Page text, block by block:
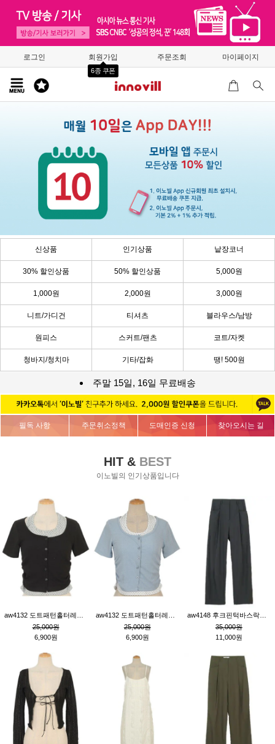
로그인 회원가입
6종 쿠폰
주문조회 마이페이지
신상품 인기상품 낱장코너
30% 할인상품 50% 할인상품 5,000원
1,000원 2,000원 3,000원
니트/가디건 티셔츠 블라우스/남방
원피스 스커트/팬츠 코트/자켓
청바지/청치마 기타/잡화 땡! 500원
주말 15일, 16일 무료배송
필독 사항 주문취소정책 도매인증 신청 찾아오시는 길
HIT & BEST
이노빌의 인기상품입니다
25,000원
6,900원
25,000원
6,900원
35,000원
11,000원